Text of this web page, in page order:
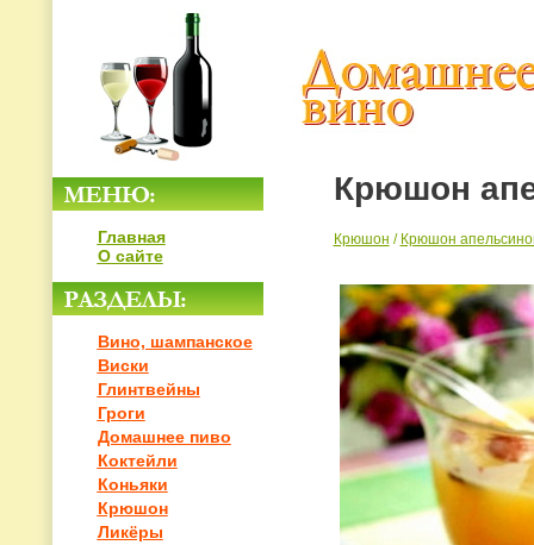
Главная
О сайте
Вино, шампанское
Виски
Глинтвейны
Гроги
Домашнее пиво
Коктейли
Коньяки
Крюшон
Ликёры
Крюшон
Крюшон / Крюшон